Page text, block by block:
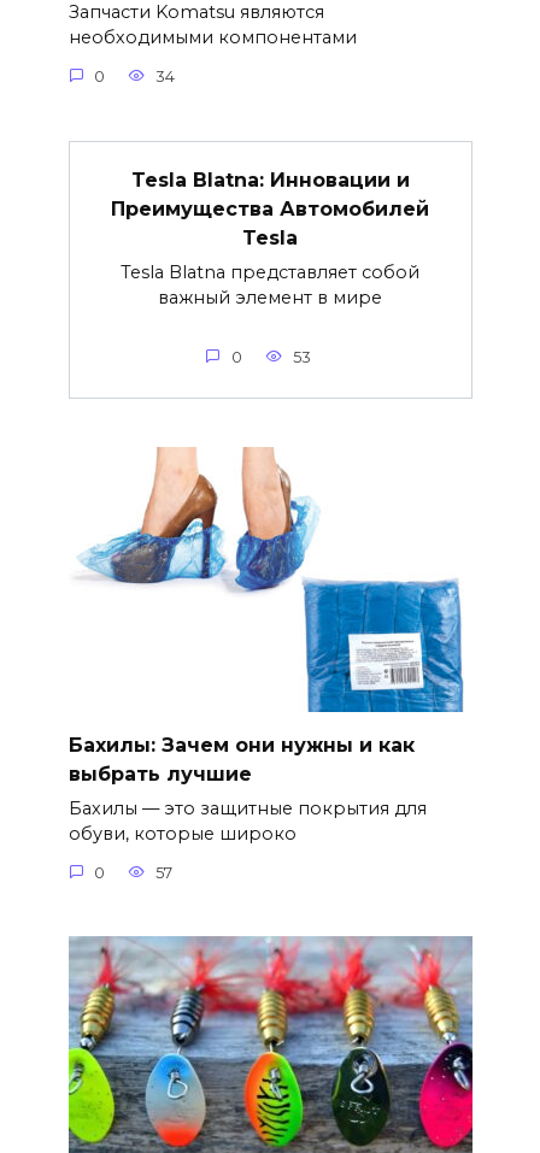
Запчасти Komatsu являются
необходимыми компонентами
0 34
Tesla Blatna: Инновации и
Преимущества Автомобилей
Tesla
Tesla Blatna представляет собой
важный элемент в мире
0 53
Бахилы: Зачем они нужны и как
выбрать лучшие
Бахилы — это защитные покрытия для
обуви, которые широко
0 57